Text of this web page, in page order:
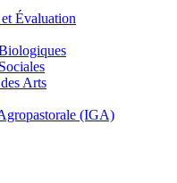
Évaluation
Arts
(IGA)